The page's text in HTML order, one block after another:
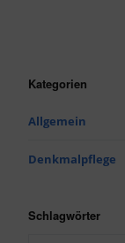
Kategorien
Allgemein
Denkmalpflege
Schlagwörter